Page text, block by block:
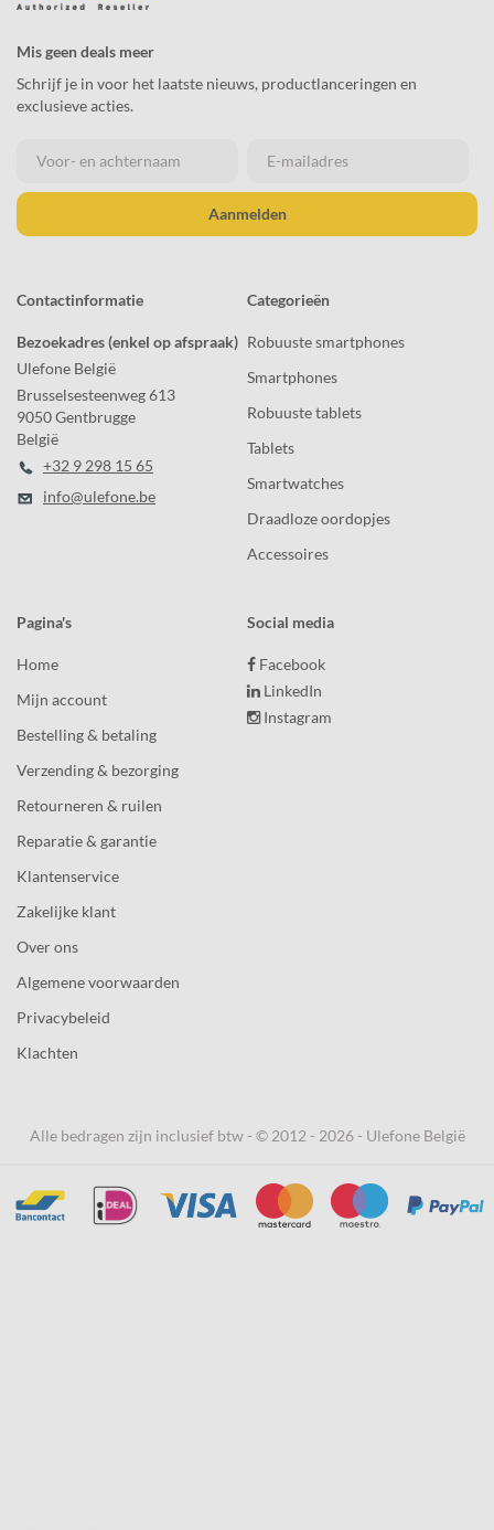
Mis geen deals meer
Schrijf je in voor het laatste nieuws, productlanceringen en
exclusieve acties.
Aanmelden
Contactinformatie
Bezoekadres (enkel op afspraak)
Ulefone België
Brusselsesteenweg 613
9050 Gentbrugge
België
+32 9 298 15 65
info@ulefone.be
Categorieën
Robuuste smartphones
Smartphones
Robuuste tablets
Tablets
Smartwatches
Draadloze oordopjes
Accessoires
Pagina's
Home
Mijn account
Bestelling & betaling
Verzending & bezorging
Retourneren & ruilen
Reparatie & garantie
Klantenservice
Zakelijke klant
Over ons
Algemene voorwaarden
Privacybeleid
Klachten
Social media
Facebook
LinkedIn
Instagram
Alle bedragen zijn inclusief btw - © 2012 - 2026 - Ulefone België